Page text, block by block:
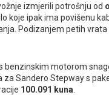
izmjerili potrošnju od
koje ipak ima povišenu
Podizanjem petih
benzinskim motorom
za Sandero Stepway s
100.091 kuna